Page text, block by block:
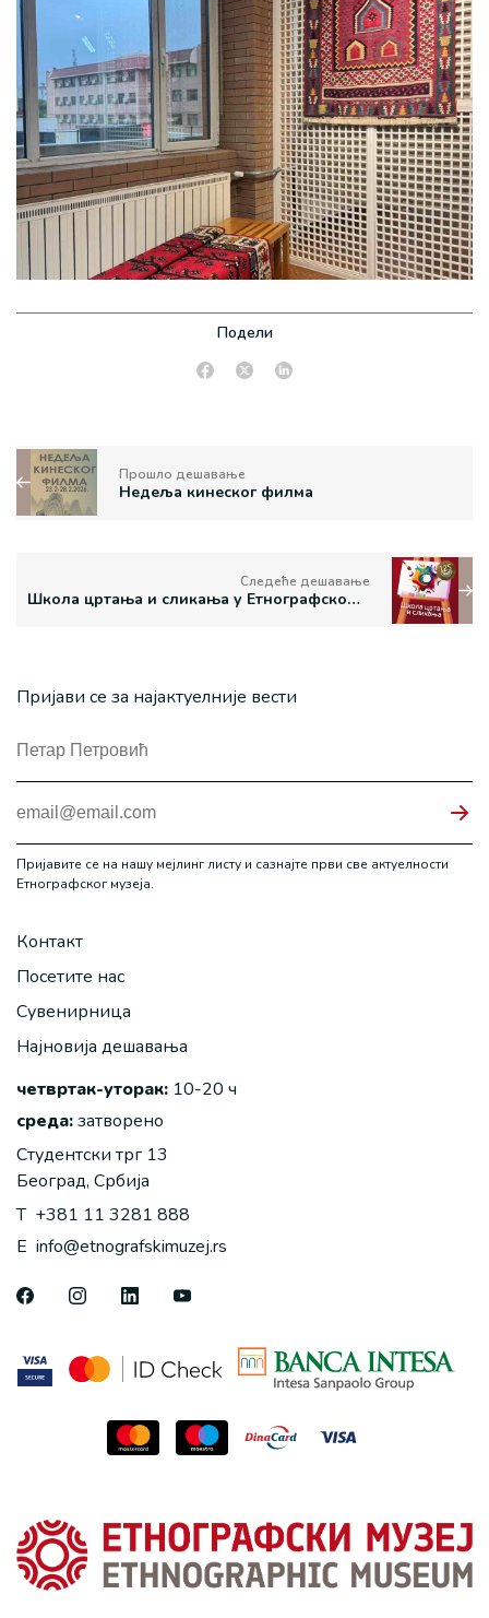
Подели
Прошло дешавање
Недеља кинеског филма
Следеће дешавање
Школа цртања и сликања у Етнографском музеју
Пријави се за најактуелније вести
Пријавите се на нашу мејлинг листу и сазнајте први све актуелности
Етнографског музеја.
Контакт
Посетите нас
Сувенирница
Најновија дешавања
четвртак-уторак: 10-20 ч
среда:затворено
Студентски трг 13
Београд, Србија
T +381 11 3281 888
E info@etnografskimuzej.rs